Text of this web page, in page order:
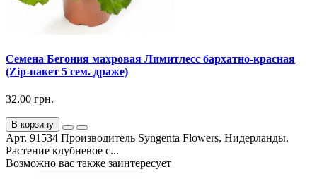
Семена Бегония махровая Лимитлесс бархатно-красная
(Zip-пакет 5 сем. драже)
32.00 грн.
В корзину
Арт. 91534 Производитель Syngenta Flowers, Нидерланды.
Растение клубневое с...
Возможно вас также заинтересует